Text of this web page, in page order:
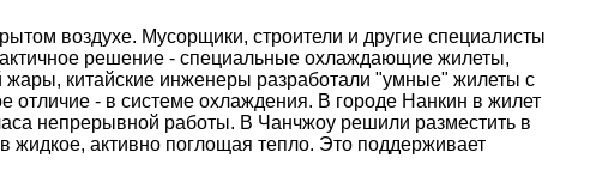
воздухе. Мусорщики, строители и другие специалисты
решение - специальные охлаждающие жилеты,
китайские инженеры разработали "умные" жилеты с
- в системе охлаждения. В городе Нанкин в жилет
непрерывной работы. В Чанчжоу решили разместить в
жидкое, активно поглощая тепло. Это поддерживает